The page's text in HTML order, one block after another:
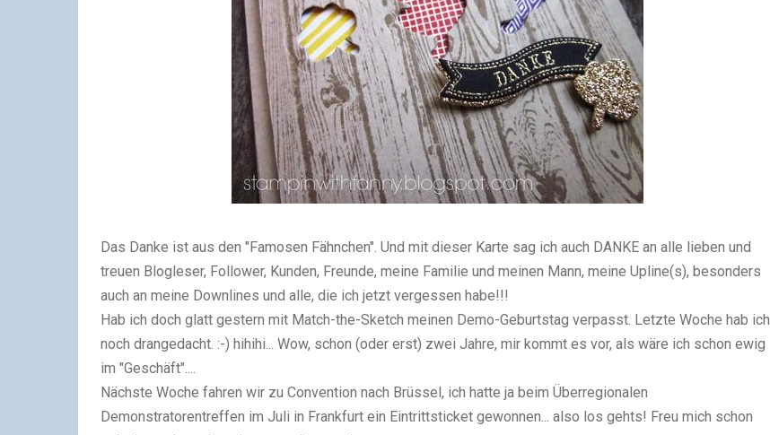
Das Danke ist aus den "Famosen Fähnchen". Und mit dieser Karte sag ich auch DANKE an alle lieben und
treuen Blogleser, Follower, Kunden, Freunde, meine Familie und meinen Mann, meine Upline(s), besonders
auch an meine Downlines und alle, die ich jetzt vergessen habe!!!
Hab ich doch glatt gestern mit Match-the-Sketch meinen Demo-Geburtstag verpasst. Letzte Woche hab ich
noch drangedacht. :-) hihihi... Wow, schon (oder erst) zwei Jahre, mir kommt es vor, als wäre ich schon ewig
im "Geschäft"....
Nächste Woche fahren wir zu Convention nach Brüssel, ich hatte ja beim Überregionalen
Demonstratorentreffen im Juli in Frankfurt ein Eintrittsticket gewonnen... also los gehts! Freu mich schon